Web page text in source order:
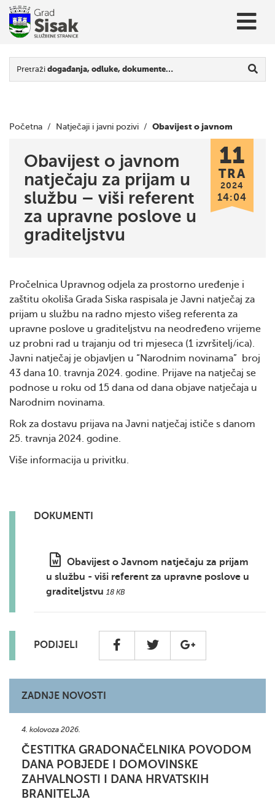
Pretraži događanja, odluke, dokumente…
Početna / Natječaji i javni pozivi / Obavijest o javnom
natječaju za prijam u službu – viši referent za upravne
poslove u graditeljstvu
Obavijest o javnom
natječaju za prijam u
službu – viši referent
za upravne poslove u
graditeljstvu
11
TRA
2024
14:04
Pročelnica Upravnog odjela za prostorno uređenje i
zaštitu okoliša Grada Siska raspisala je Javni natječaj za
prijam u službu na radno mjesto višeg referenta za
upravne poslove u graditeljstvu na neodređeno vrijeme
uz probni rad u trajanju od tri mjeseca (1 izvršitelj/ica).
Javni natječaj je objavljen u “Narodnim novinama” broj
43 dana 10. travnja 2024. godine. Prijave na natječaj se
podnose u roku od 15 dana od dana objave natječaja u
Narodnim novinama.
Rok za dostavu prijava na Javni natječaj ističe s danom
25. travnja 2024. godine.
Više informacija u privitku.
DOKUMENTI
Obavijest o Javnom natječaju za prijam
u službu - viši referent za upravne poslove u
graditeljstvu 18 KB
PODIJELI
ZADNJE NOVOSTI
4. kolovoza 2026.
ČESTITKA GRADONAČELNIKA POVODOM
DANA POBJEDE I DOMOVINSKE
ZAHVALNOSTI I DANA HRVATSKIH
BRANITELJA